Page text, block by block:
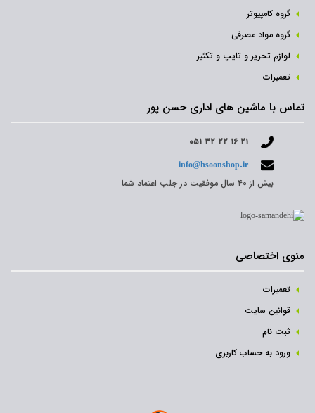
گروه کامپیوتر
گروه مواد مصرفی
لوازم تحریر و تایپ و تکثیر
تعمیرات
تماس با ماشین های اداری حسن پور
۰۵۱ ۳۲ ۲۲ ۱۶ ۲۱
info@hsoonshop.ir
بیش از ۴۰ سال موفقیت در جلب اعتماد شما
منوی اختصاصی
تعمیرات
قوانین سایت
ثبت نام‌
ورود به حساب کاربری